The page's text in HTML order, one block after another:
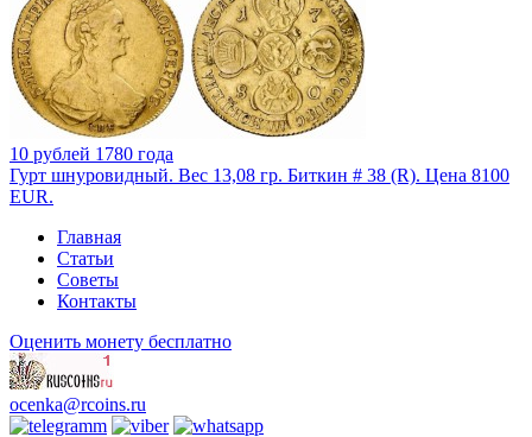
10 рублей 1780 года
Гурт шнуровидный. Вес 13,08 гр. Биткин # 38 (R). Цена 8100
EUR.
Главная
Статьи
Советы
Контакты
Оценить монету бесплатно
ocenka@rcoins.ru